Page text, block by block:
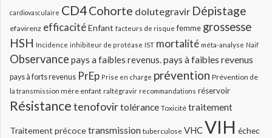
cardiovasculaire CD4Cohorte dolutegravir Dépistage
efavirenz efficacitéEnfant facteurs de risque femme grossesse
HSH Incidence inhibiteur de protéase IST mortalité méta-analyse Naif
Observance pays a faibles revenus.pays à faibles revenus
pays à forts revenus PrEp Prise en charge prévention Prévention de
la transmission mère enfant raltégravir recommandations réservoir
Résistancetenofovirtolérance Toxicité traitement
Traitement précocetransmission tuberculose VHCVIH échec